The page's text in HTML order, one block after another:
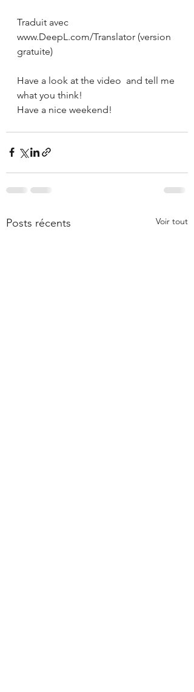
Traduit avec
www.DeepL.com/Translator (version
gratuite)
Have a look at the video  and tell me
what you think!
Have a nice weekend!
Posts récents Voir tout